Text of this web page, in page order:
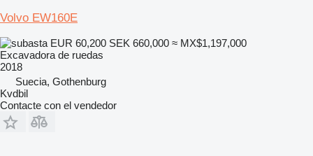
Volvo EW160E
EUR 60,200 SEK 660,000 ≈ MX$1,197,000
Excavadora de ruedas
2018
Suecia, Gothenburg
Kvdbil
Contacte con el vendedor